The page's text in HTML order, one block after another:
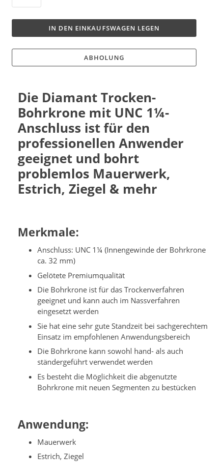
IN DEN EINKAUFSWAGEN LEGEN
ABHOLUNG
Die Diamant Trocken-
Bohrkrone mit UNC 1¼-
Anschluss ist für den
professionellen Anwender
geeignet und bohrt
problemlos Mauerwerk,
Estrich, Ziegel & mehr
Merkmale:
Anschluss: UNC 1¼ (Innengewinde der Bohrkrone
ca. 32 mm)
Gelötete Premiumqualität
Die Bohrkrone ist für das Trockenverfahren
geeignet und kann auch im Nassverfahren
eingesetzt werden
Sie hat eine sehr gute Standzeit bei sachgerechtem
Einsatz im empfohlenen Anwendungsbereich
Die Bohrkrone kann sowohl hand- als auch
ständergeführt verwendet werden
Es besteht die Möglichkeit die abgenutzte
Bohrkrone mit neuen Segmenten zu bestücken
Anwendung:
Mauerwerk
Estrich, Ziegel